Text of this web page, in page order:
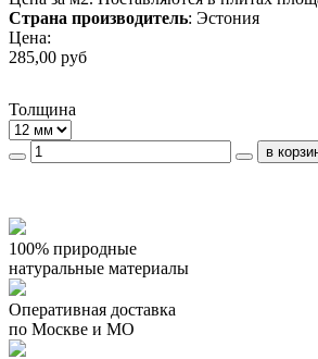
Страна производитель: Эстония
Цена:
285,00 руб
Толщина
100% природные
натуральные материалы
Оперативная доставка
по Москве и МО